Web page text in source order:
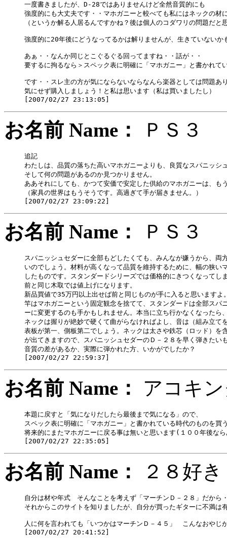
一度書きましたが、D-28ではありませんけど全然音質的にも
強度的にも大丈夫です・・マホガニーと較べても私にはネックの材
（というか解る人居るんですかね？後は個人のコダワリの問題だと
強度的に20年後にどうなってるかは解りませんが、生きていないか
あぁ・・なんか同じとこぐるぐる回ってますね・・話が・・
要するに拘るなら＞スペック表に明確に「マホガニー」と書かれて
です・・スレ主の方が気にならないならなんら楽器としては問題あ
気にせず購入しましょう！と私は思います（私は買いましたし）
お名前 Name： ＰＳ
追記
わたしは、品質の落ちた高いマホガニーよりも、良質なスパニッ
そして何の問題があるのか見つかりません。
ああそれにしても、かつて安価で安定した供給のマホガニーは、も
（家具の世界はもうそうです。高過ぎて手が届きません。）
お名前 Name： ＰＳ
スパニッシュセダーに全部もどしたくても、みんなが嫌うから、両
いのでしょう。材料が高くなって品質を維持するために、幅の狭い
したものです。スタンダードシリーズでは価格的にきつくなってし
前と同じ木取では値上げになります。
新品買値で35万円以上出せば前と同じものが手に入ると思いますよ
竿はマホガニーという固定観念を捨てて、スタンダードは全部スパ
ーに変更するのも手かもしれません。本当に立ち行かなくなったら
ネックは握りが絶妙で硬くて曲がらなければよし、音は（組み立て
表板が第一、側板第二でしょう。ネックは太さや鉄芯（ロッド）を
が出てきますので、スパニッシュセダーのＤ－２８を早く弾きたい
音質の差があるか、実際に弾かれた方、いかがでしたか？
お名前 Name： アコ
本題に戻すと「気になりだしたら最後まで気になる」ので、
スペック表に明確に「マホガニー」と書かれている時代のものを買
将来的にまたマホガニーに戻る事は無いと思います(１００年後な
お名前 Name： ２８
自分は材や年式　そんなことを考えず「マーチンＤ－２８」だから
それからこのサイトを知りましたが、自分が買ったギターに不満は
人に何を言われても「いつかはマーチンＤ－４５」　こんなおやじ